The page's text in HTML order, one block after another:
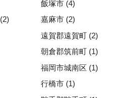
飯塚市 (4)
嘉麻市 (2)
遠賀郡遠賀町 (2)
朝倉郡筑前町 (1)
福岡市城南区 (1)
行橋市 (1)